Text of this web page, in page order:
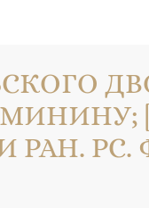
РС.